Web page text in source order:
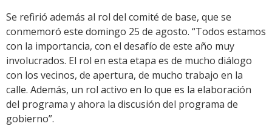
Se refirió además al rol del comité de base, que se
conmemoró este domingo 25 de agosto. “Todos estamos
con la importancia, con el desafío de este año muy
involucrados. El rol en esta etapa es de mucho diálogo
con los vecinos, de apertura, de mucho trabajo en la
calle. Además, un rol activo en lo que es la elaboración
del programa y ahora la discusión del programa de
gobierno”.